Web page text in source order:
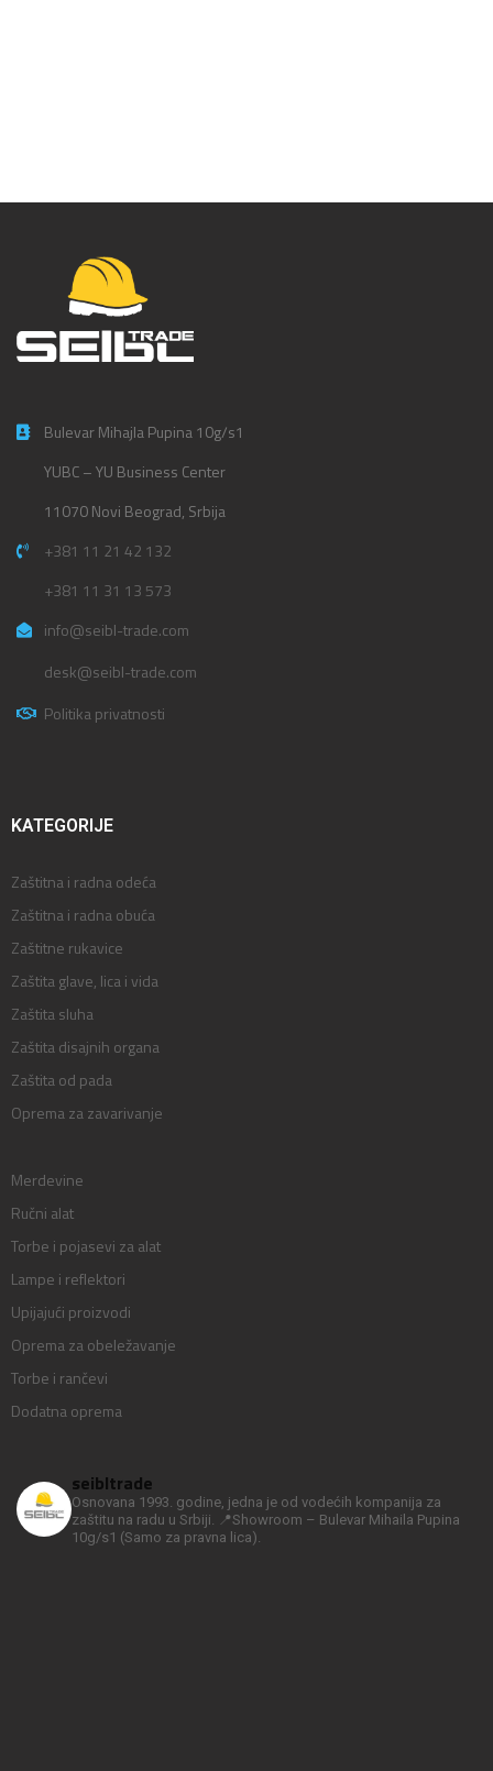
Bulevar Mihajla Pupina 10g/s1
YUBC – YU Business Center
11070 Novi Beograd, Srbija
+381 11 21 42 132
+381 11 31 13 573
info@seibl-trade.com
desk@seibl-trade.com
Politika privatnosti
KATEGORIJE
Zaštitna i radna odeća
Zaštitna i radna obuća
Zaštitne rukavice
Zaštita glave, lica i vida
Zaštita sluha
Zaštita disajnih organa
Zaštita od pada
Oprema za zavarivanje
Merdevine
Ručni alat
Torbe i pojasevi za alat
Lampe i reflektori
Upijajući proizvodi
Oprema za obeležavanje
Torbe i rančevi
Dodatna oprema
seibltrade
Osnovana 1993. godine, jedna je od vodećih kompanija za
zaštitu na radu u Srbiji.
📍Showroom – Bulevar Mihaila Pupina
10g/s1 (Samo za pravna lica).